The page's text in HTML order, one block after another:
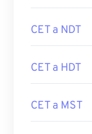
CET a NDT
CET a HDT
CET a MST